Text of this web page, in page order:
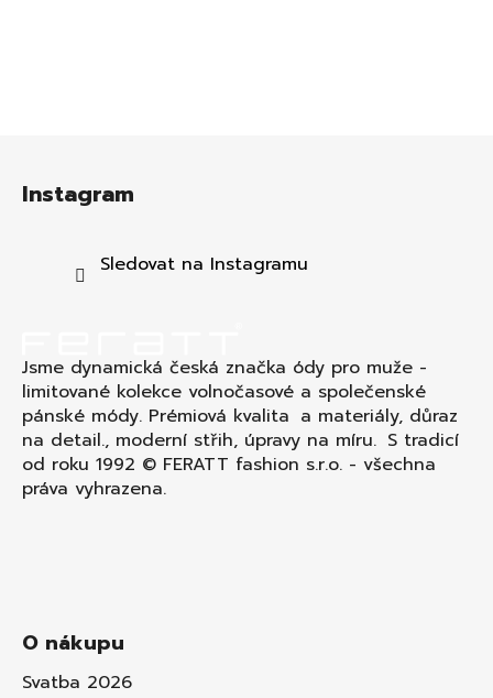
Instagram
Sledovat na Instagramu
Jsme dynamická česká značka ódy pro muže -
limitované kolekce volnočasové a společenské
pánské módy. Prémiová kvalita a materiály, důraz
na detail., moderní střih, úpravy na míru. S tradicí
od roku 1992 © FERATT fashion s.r.o. - všechna
práva vyhrazena.
O nákupu
Svatba 2026